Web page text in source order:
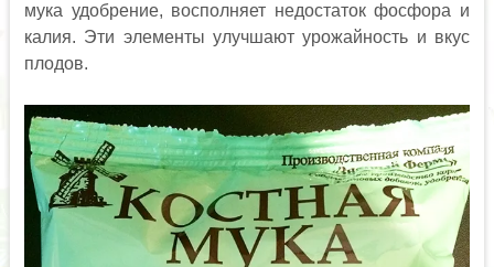
мука удобрение, восполняет недостаток фосфора и
калия. Эти элементы улучшают урожайность и вкус
плодов.